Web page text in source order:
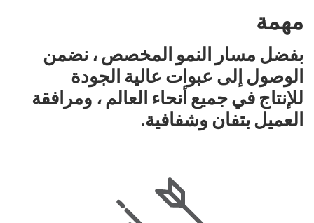
مهمة
بفضل مسار النمو المخصص ، نضمن
الوصول إلى عبوات عالية الجودة
للإنتاج في جميع أنحاء العالم ، ومرافقة
العميل بتفان وشفافية.